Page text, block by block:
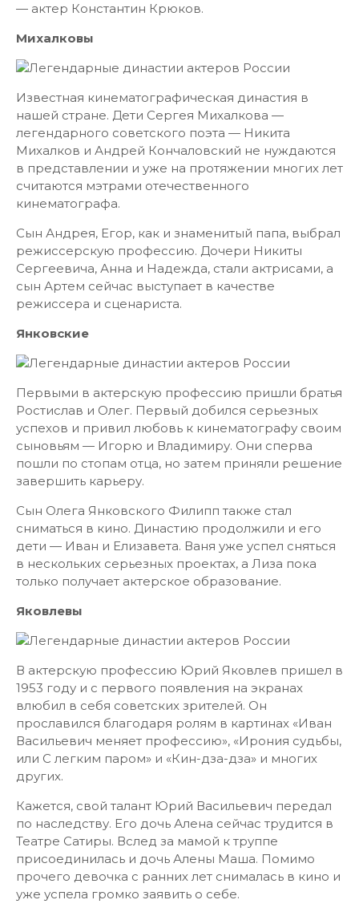
— актер Константин Крюков.
Михалковы
Известная кинематографическая династия в
нашей стране. Дети Сергея Михалкова —
легендарного советского поэта — Никита
Михалков и Андрей Кончаловский не нуждаются
в представлении и уже на протяжении многих лет
считаются мэтрами отечественного
кинематографа.
Сын Андрея, Егор, как и знаменитый папа, выбрал
режиссерскую профессию. Дочери Никиты
Сергеевича, Анна и Надежда, стали актрисами, а
сын Артем сейчас выступает в качестве
режиссера и сценариста.
Янковские
Первыми в актерскую профессию пришли братья
Ростислав и Олег. Первый добился серьезных
успехов и привил любовь к кинематографу своим
сыновьям — Игорю и Владимиру. Они сперва
пошли по стопам отца, но затем приняли решение
завершить карьеру.
Сын Олега Янковского Филипп также стал
сниматься в кино. Династию продолжили и его
дети — Иван и Елизавета. Ваня уже успел сняться
в нескольких серьезных проектах, а Лиза пока
только получает актерское образование.
Яковлевы
В актерскую профессию Юрий Яковлев пришел в
1953 году и с первого появления на экранах
влюбил в себя советских зрителей. Он
прославился благодаря ролям в картинах «Иван
Васильевич меняет профессию», «Ирония судьбы,
или С легким паром» и «Кин-дза-дза» и многих
других.
Кажется, свой талант Юрий Васильевич передал
по наследству. Его дочь Алена сейчас трудится в
Театре Сатиры. Вслед за мамой к труппе
присоединилась и дочь Алены Маша. Помимо
прочего девочка с ранних лет снималась в кино и
уже успела громко заявить о себе.